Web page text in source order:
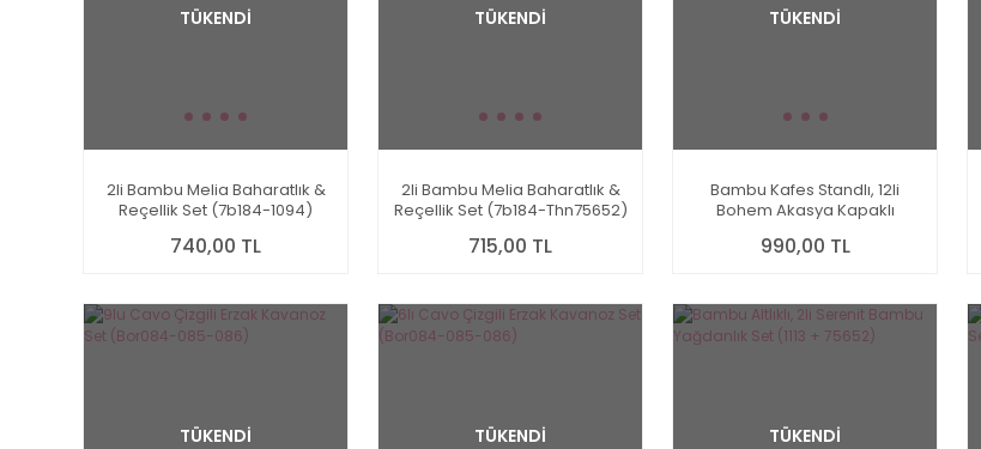
TÜKENDİ
2li Bambu Melia Baharatlık &
Reçellik Set (7b184-1094)
740,00 TL
TÜKENDİ
2li Bambu Melia Baharatlık &
Reçellik Set (7b184-Thn75652)
715,00 TL
TÜKENDİ
Bambu Kafes Standlı, 12li
Bohem Akasya Kapaklı
990,00 TL
TÜKENDİ TÜKENDİ TÜKENDİ